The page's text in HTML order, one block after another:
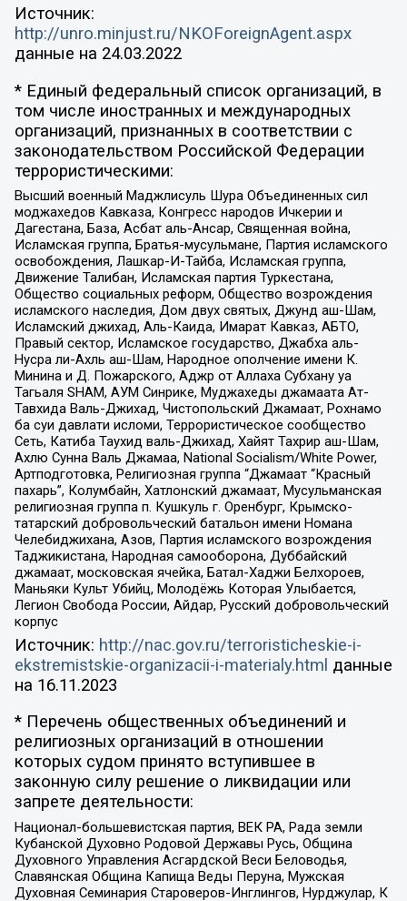
Источник:
http://unro.minjust.ru/NKOForeignAgent.aspx
данные на 24.03.2022
* Единый федеральный список организаций, в
том числе иностранных и международных
организаций, признанных в соответствии с
законодательством Российской Федерации
террористическими:
Высший военный Маджлисуль Шура Объединенных сил
моджахедов Кавказа, Конгресс народов Ичкерии и
Дагестана, База, Асбат аль-Ансар, Священная война,
Исламская группа, Братья-мусульмане, Партия исламского
освобождения, Лашкар-И-Тайба, Исламская группа,
Движение Талибан, Исламская партия Туркестана,
Общество социальных реформ, Общество возрождения
исламского наследия, Дом двух святых, Джунд аш-Шам,
Исламский джихад, Аль-Каида, Имарат Кавказ, АБТО,
Правый сектор, Исламское государство, Джабха аль-
Нусра ли-Ахль аш-Шам, Народное ополчение имени К.
Минина и Д. Пожарского, Аджр от Аллаха Субхану уа
Тагьаля SHAM, АУМ Синрике, Муджахеды джамаата Ат-
Тавхида Валь-Джихад, Чистопольский Джамаат, Рохнамо
ба суи давлати исломи, Террористическое сообщество
Сеть, Катиба Таухид валь-Джихад, Хайят Тахрир аш-Шам,
Ахлю Сунна Валь Джамаа, National Socialism/White Power,
Артподготовка, Религиозная группа “Джамаат “Красный
пахарь”, Колумбайн, Хатлонский джамаат, Мусульманская
религиозная группа п. Кушкуль г. Оренбург, Крымско-
татарский добровольческий батальон имени Номана
Челебиджихана, Азов, Партия исламского возрождения
Таджикистана, Народная самооборона, Дуббайский
джамаат, московская ячейка, Батал-Хаджи Белхороев,
Маньяки Культ Убийц, Молодёжь Которая Улыбается,
Легион Свобода России, Айдар, Русский добровольческий
корпус
Источник: http://nac.gov.ru/terroristicheskie-i-
ekstremistskie-organizacii-i-materialy.html данные
на 16.11.2023
* Перечень общественных объединений и
религиозных организаций в отношении
которых судом принято вступившее в
законную силу решение о ликвидации или
запрете деятельности:
Национал-большевистская партия, ВЕК РА, Рада земли
Кубанской Духовно Родовой Державы Русь, Община
Духовного Управления Асгардской Веси Беловодья,
Славянская Община Капища Веды Перуна, Мужская
Духовная Семинария Староверов-Инглингов, Нурджулар, К